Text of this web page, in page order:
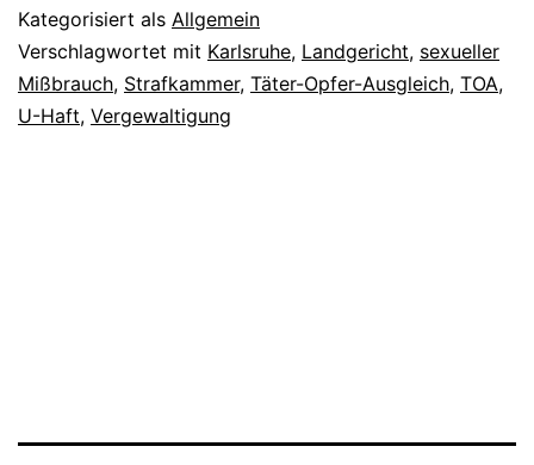
Kategorisiert als Allgemein
Verschlagwortet mit Karlsruhe, Landgericht, sexueller
Mißbrauch, Strafkammer, Täter-Opfer-Ausgleich, TOA,
U-Haft, Vergewaltigung